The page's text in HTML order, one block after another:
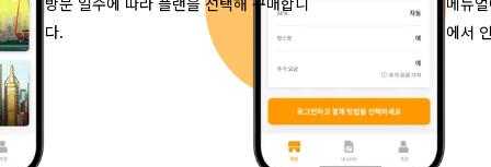
다.
에서